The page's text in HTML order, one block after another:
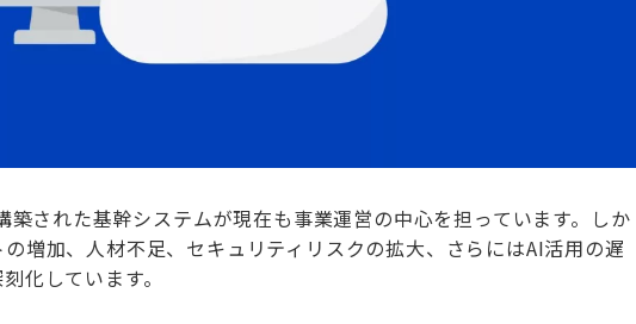
された基幹システムが現在も事業運営の中心を担っています。しか
増加、人材不足、セキュリティリスクの拡大、さらにはAI活用の遅
化しています。